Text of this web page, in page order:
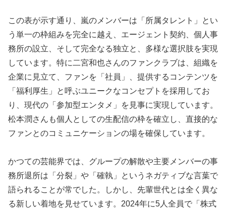
この表が示す通り、嵐のメンバーは「所属タレント」とい
う単一の枠組みを完全に越え、エージェント契約、個人事
務所の設立、そして完全なる独立と、多様な選択肢を実現
しています。特に二宮和也さんのファンクラブは、組織を
企業に見立て、ファンを「社員」、提供するコンテンツを
「福利厚生」と呼ぶユニークなコンセプトを採用してお
り、現代の「参加型エンタメ」を見事に実現しています。
松本潤さんも個人としての生配信の枠を確立し、直接的な
ファンとのコミュニケーションの場を確保しています。
かつての芸能界では、グループの解散や主要メンバーの事
務所退所は「分裂」や「確執」というネガティブな言葉で
語られることが常でした。しかし、先輩世代とは全く異な
る新しい着地を見せています。2024年に5人全員で「株式